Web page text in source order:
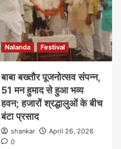
Nalanda Festival
बाबा बख्तौर पूजनोत्सव संपन्न,
51 मन हुमाद से हुआ भव्य
हवन; हजारों श्रद्धालुओं के बीच
बंटा प्रसाद
shankar
April 26, 2026
0